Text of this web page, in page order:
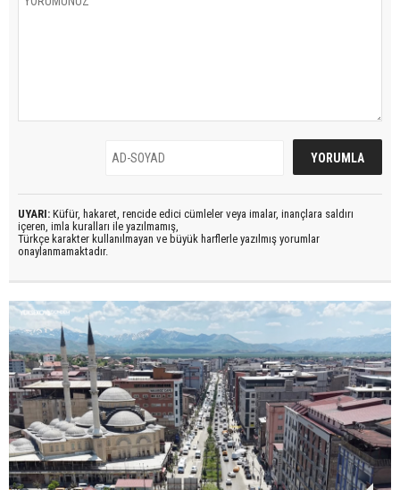
UYARI: Küfür, hakaret, rencide edici cümleler veya imalar, inançlara saldırı
içeren, imla kuralları ile yazılmamış,
Türkçe karakter kullanılmayan ve büyük harflerle yazılmış yorumlar
onaylanmamaktadır.